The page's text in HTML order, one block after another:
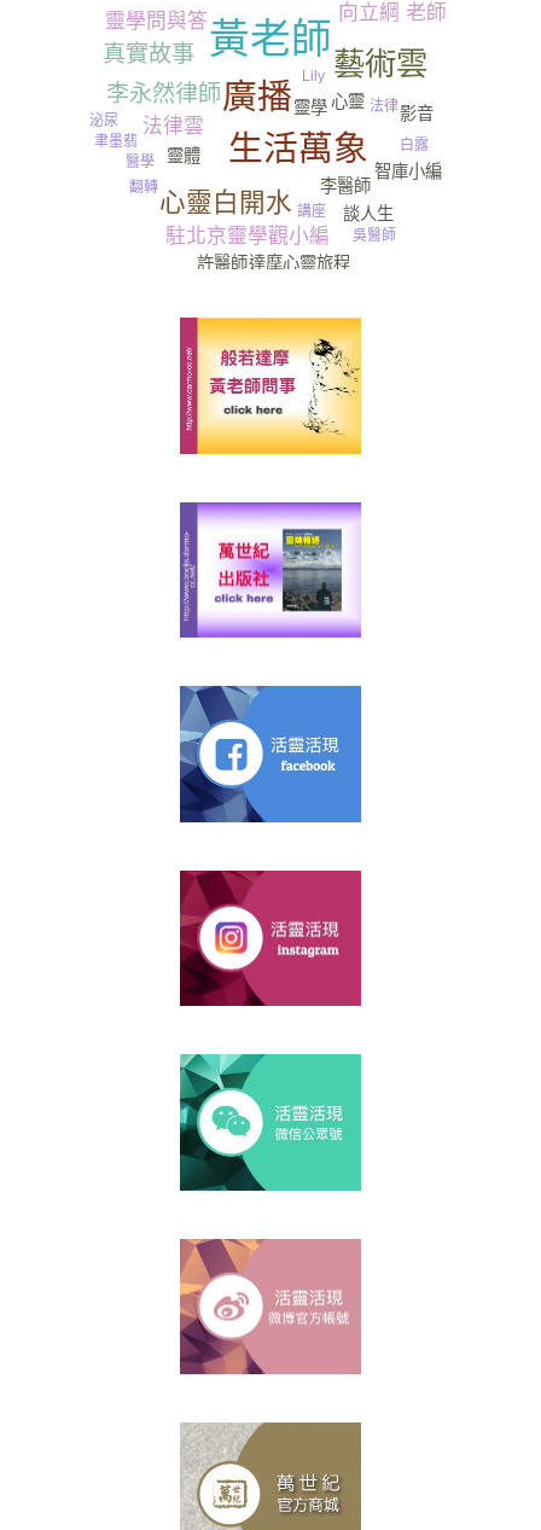
黃老師
廣播
生活萬象
藝術雲
心靈白開水
李永然律師
真實故事
靈學問與答
駐北京靈學觀小編
向立綱 老師
法律雲
心靈
李醫師
靈體
靈學 影音
談人生
許醫師
智庫小編
達摩心靈旅程
Lily
白露
翻轉
醫學
聿墨翡
講座
法律
吳醫師
泌尿